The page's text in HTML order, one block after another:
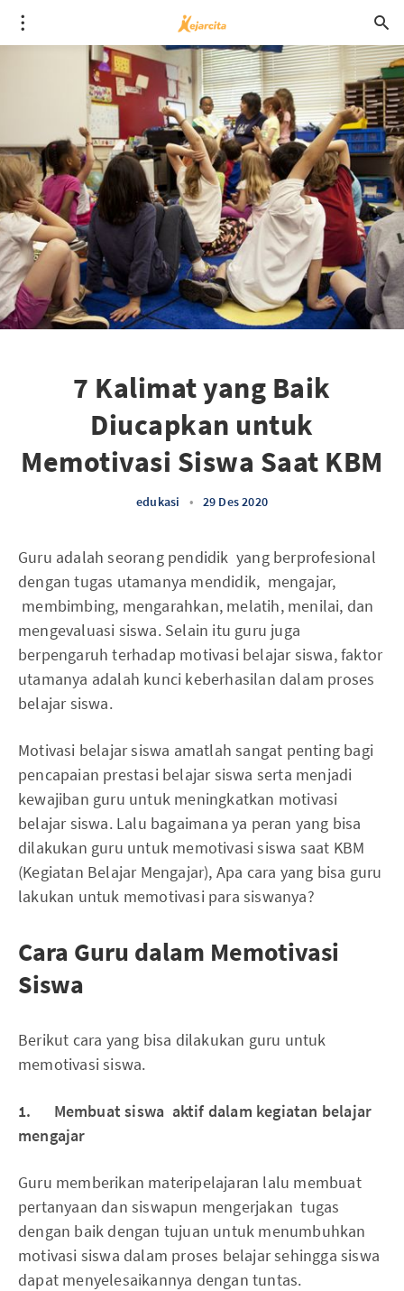
7 Kalimat yang Baik
Diucapkan untuk
Memotivasi Siswa Saat KBM
edukasi • 29 Des 2020
Guru adalah seorang pendidik yang berprofesional
dengan tugas utamanya mendidik, mengajar,
membimbing, mengarahkan, melatih, menilai, dan
mengevaluasi siswa. Selain itu guru juga
berpengaruh terhadap motivasi belajar siswa, faktor
utamanya adalah kunci keberhasilan dalam proses
belajar siswa.
Motivasi belajar siswa amatlah sangat penting bagi
pencapaian prestasi belajar siswa serta menjadi
kewajiban guru untuk meningkatkan motivasi
belajar siswa. Lalu bagaimana ya peran yang bisa
dilakukan guru untuk memotivasi siswa saat KBM
(Kegiatan Belajar Mengajar), Apa cara yang bisa guru
lakukan untuk memotivasi para siswanya?
Cara Guru dalam Memotivasi
Siswa
Berikut cara yang bisa dilakukan guru untuk
memotivasi siswa.
1. Membuat siswa aktif dalam kegiatan belajar
mengajar
Guru memberikan materipelajaran lalu membuat
pertanyaan dan siswapun mengerjakan tugas
dengan baik dengan tujuan untuk menumbuhkan
motivasi siswa dalam proses belajar sehingga siswa
dapat menyelesaikannya dengan tuntas.